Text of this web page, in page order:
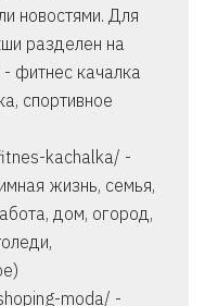
новостями. Для
разделен на
фитнес качалка
спортивное
kachalka/ -
жизнь, семья,
дом, огород,
moda/ -